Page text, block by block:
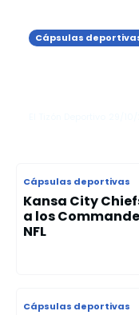
Cápsulas
Cápsulas deportivas
Kansa City
a los
NFL
Cápsulas deportivas